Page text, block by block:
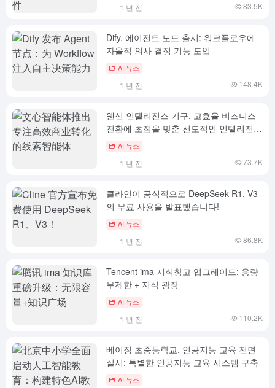
1 년 전 83.5K
Dify, 에이전트 노드 출시: 워크플로우에
자율적 의사 결정 기능 도입
AI 뉴스
1 년 전 148.4K
웬신 인텔리전스 기구, 고효율 비즈니스
전환에 초점을 맞춘 선도적인 인텔리전스
기구 출범
AI 뉴스
1 년 전 73.7K
클라인이 공식적으로 DeepSeek R1, V3
의 무료 사용을 발표했습니다!
AI 뉴스
1 년 전 86.8K
Tencent ima 지식창고 업그레이드: 용량
무제한 + 지식 광장
AI 뉴스
1 년 전 110.2K
베이징 초중등학교, 인공지능 교육 전면
실시: 특별한 인공지능 교육 시스템 구축
AI 뉴스